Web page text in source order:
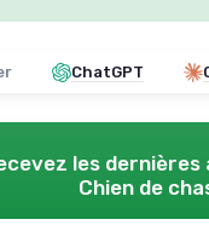
ChatGPT
les
Chien de